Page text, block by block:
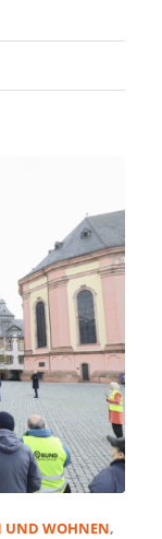
UND WOHNEN,